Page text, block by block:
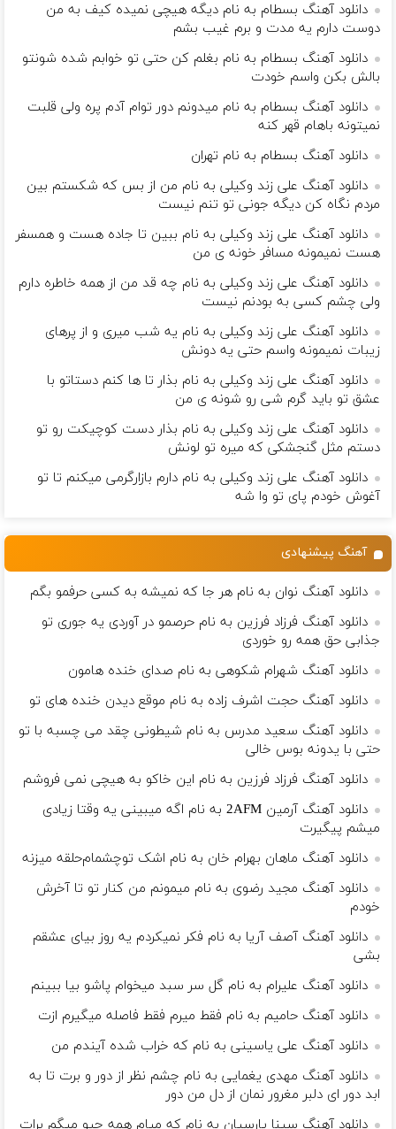
دانلود آهنگ بسطام به نام دیگه هیچی نمیده کیف به من
دوست دارم یه مدت و برم غیب بشم
دانلود آهنگ بسطام به نام بغلم کن حتی تو خوابم شده شونتو
بالش بکن واسم خودت
دانلود آهنگ بسطام به نام میدونم دور توام آدم پره ولی قلبت
نمیتونه باهام قهر کنه
دانلود آهنگ بسطام به نام تهران
دانلود آهنگ علی زند وکیلی به نام من از بس كه شكستم بین
مردم نگاه كن دیگه جونى تو تنم نیست
دانلود آهنگ علی زند وکیلی به نام ببین تا جاده هست و همسفر
هست نمیمونه مسافر خونه ی من
دانلود آهنگ علی زند وکیلی به نام چه قد من از همه خاطره دارم
ولی چشم كسی به بودنم نیست
دانلود آهنگ علی زند وکیلی به نام یه شب میرى و از پرهای
زيبات نمیمونه واسم حتی یه دونش
دانلود آهنگ علی زند وکیلی به نام بذار تا ها كنم دستاتو با
عشق تو باید گرم شی رو شونه ى من
دانلود آهنگ علی زند وکیلی به نام بذار دست كوچیكت رو تو
دستم مثل گنجشكی كه میره تو لونش
دانلود آهنگ علی زند وکیلی به نام دارم بازارگرمی میكنم تا تو
آغوش خودم پای تو وا شه
آهنگ پیشنهادی
دانلود آهنگ نوان به نام هر جا که نمیشه به کسی حرفمو‌ بگم
دانلود آهنگ فرزاد فرزین به نام حرصمو در آوردی یه جوری تو
جذابی حق همه رو خوردی
دانلود آهنگ شهرام شکوهی به نام صدای خنده هامون
دانلود آهنگ حجت اشرف زاده به نام موقع دیدن خنده های تو
دانلود آهنگ سعید مدرس به نام شیطونی چقد می چسبه با تو
حتی با یدونه بوس خالی
دانلود آهنگ فرزاد فرزین به نام اﻳﻦ ﺧﺎﻛﻮ ﺑﻪ ﻫﻴﭽﻰ ﻧﻤﻰ ﻓﺮوﺷﻢ
دانلود آهنگ آرمین 2AFM به نام اگه میبینی یه وقتا زیادی
میشم پیگیرت
دانلود آهنگ ماهان بهرام خان به نام اشک تو‌چشمام‌حلقه میزنه
دانلود آهنگ مجید رضوی به نام ‎میمونم من کنار تو تا آخرش
خودم
دانلود آهنگ آصف آریا به نام فکر نمیکردم یه روز بیای عشقم
بشی
دانلود آهنگ علیرام به نام گل سر سبد میخوام پاشو بیا ببینم
دانلود آهنگ حامیم به نام فقط میرم فقط فاصله میگیرم ازت
دانلود آهنگ علی یاسینی به نام که خراب شده آیندم من
دانلود آهنگ مهدی یغمایی به نام چشم نظر از دور و برت تا به
ابد دور ای دلبر مغرور نمان از دل من دور
دانلود آهنگ سینا پارسیان به نام که میام همه چیو میگم برات